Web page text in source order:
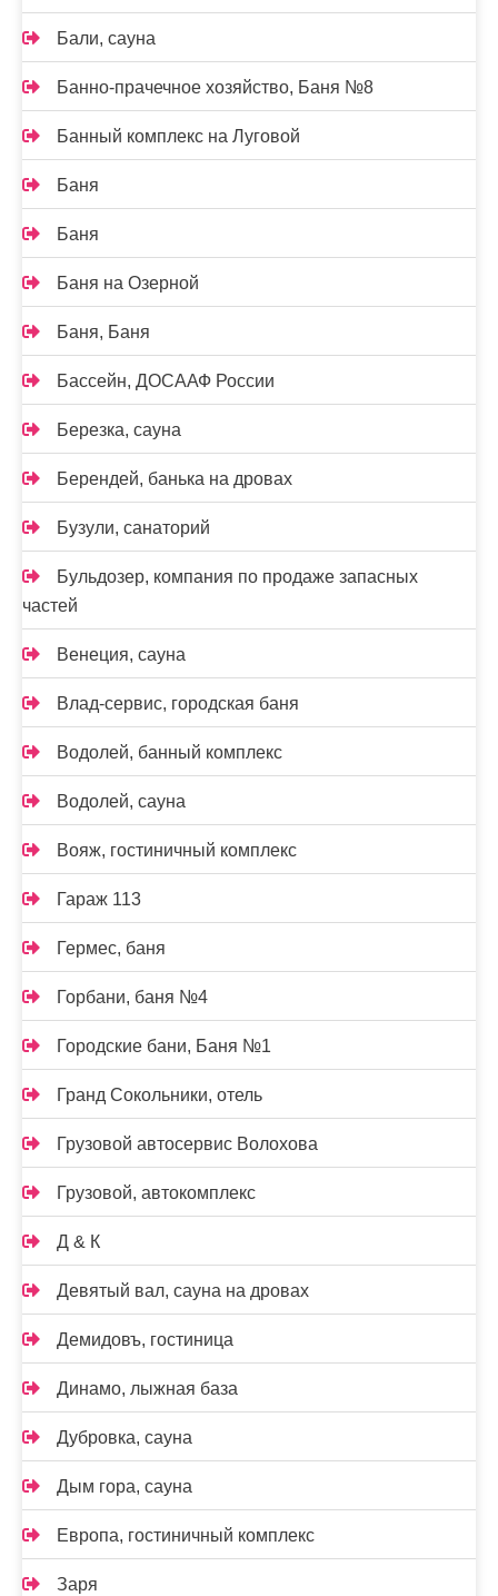
Бали, сауна
Банно-прачечное хозяйство, Баня №8
Банный комплекс на Луговой
Баня
Баня
Баня на Озерной
Баня, Баня
Бассейн, ДОСААФ России
Березка, сауна
Берендей, банька на дровах
Бузули, санаторий
Бульдозер, компания по продаже запасных
частей
Венеция, сауна
Влад-сервис, городская баня
Водолей, банный комплекс
Водолей, сауна
Вояж, гостиничный комплекс
Гараж 113
Гермес, баня
Горбани, баня №4
Городские бани, Баня №1
Гранд Сокольники, отель
Грузовой автосервис Волохова
Грузовой, автокомплекс
Д & К
Девятый вал, сауна на дровах
Демидовъ, гостиница
Динамо, лыжная база
Дубровка, сауна
Дым гора, сауна
Европа, гостиничный комплекс
Заря